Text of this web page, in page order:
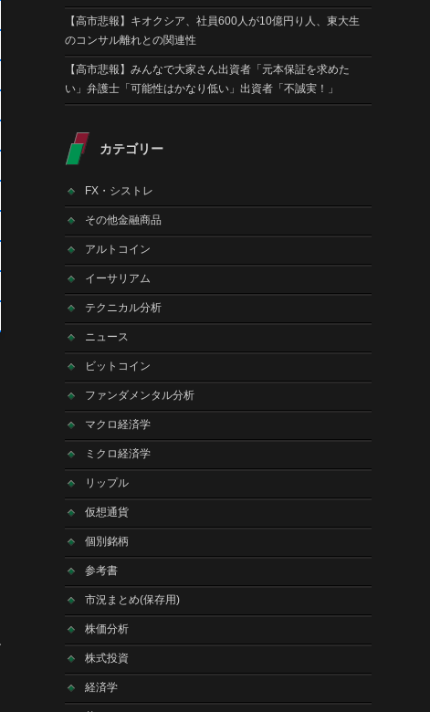
【高市悲報】キオクシア、社員600人が10億円り人、東大生
のコンサル離れとの関連性
【高市悲報】みんなで大家さん出資者「元本保証を求めた
い」弁護士「可能性はかなり低い」出資者「不誠実！」
カテゴリー
FX・シストレ
その他金融商品
アルトコイン
イーサリアム
テクニカル分析
ニュース
ビットコイン
ファンダメンタル分析
マクロ経済学
ミクロ経済学
リップル
仮想通貨
個別銘柄
参考書
市況まとめ(保存用)
株価分析
株式投資
経済学